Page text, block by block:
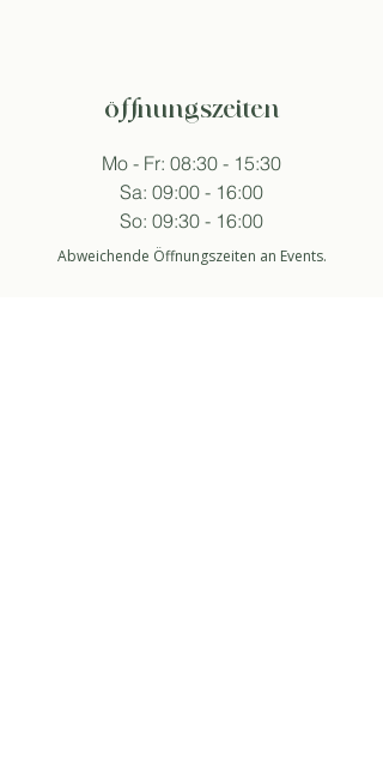
öffnungszeiten
Mo - Fr: 08:30 - 15:30
Sa: 09:00 - 16:00
So: 09:30 - 16:00
Abweichende Öffnungszeiten an Events.